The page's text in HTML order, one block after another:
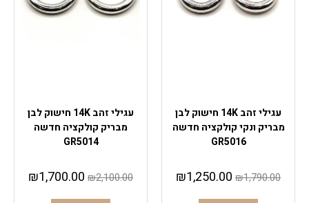
עגילי זהב 14K חישוק לבן
מבריק ונקי קולקציה חדשה
GR5016
₪1,790.00
₪1,250.00
עגילי זהב 14K חישוק לבן
מבריק קולקציה חדשה
GR5014
₪2,100.00
₪1,700.00